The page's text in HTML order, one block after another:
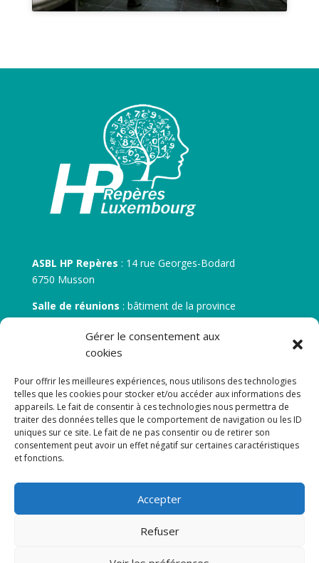
Gérer le consentement aux
cookies
Pour offrir les meilleures expériences, nous utilisons des technologies
telles que les cookies pour stocker et/ou accéder aux informations des
appareils. Le fait de consentir à ces technologies nous permettra de
traiter des données telles que le comportement de navigation ou les ID
uniques sur ce site. Le fait de ne pas consentir ou de retirer son
consentement peut avoir un effet négatif sur certaines caractéristiques
et fonctions.
Accepter
Refuser
ASBL HP Repères : 14 rue Georges-Bodard
6750 Musson
Salle de réunions : bâtiment de la province
N° d’entreprise :BE 0506.746.707
N° de compte IBAN
: BE 05 7512 0751 5675
Newsletter
Adresse de courrier électronique: